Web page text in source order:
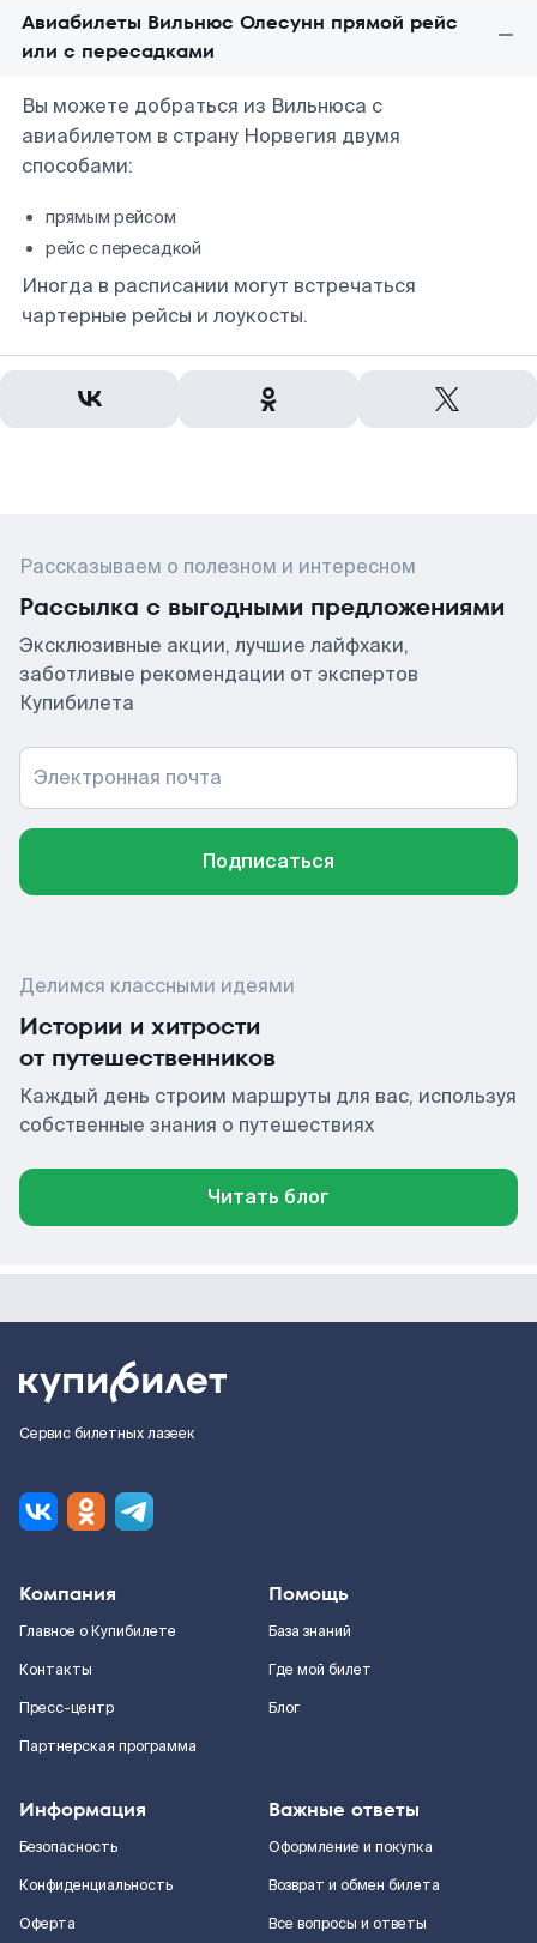
Авиабилеты Вильнюс Олесунн прямой рейс
или с пересадками
Вы можете добраться из Вильнюса с
авиабилетом в страну Норвегия двумя
способами:
прямым рейсом
рейс с пересадкой
Иногда в расписании могут встречаться
чартерные рейсы и лоукосты.
Рассказываем о полезном и интересном
Рассылка с выгодными предложениями
Эксклюзивные акции, лучшие лайфхаки,
заботливые рекомендации от экспертов
Купибилета
Электронная почта
Подписаться
Делимся классными идеями
Истории и хитрости
от путешественников
Каждый день строим маршруты для вас, используя
собственные знания о путешествиях
Читать блог
Сервис билетных лазеек
Компания
Главное о Купибилете
Контакты
Пресс-центр
Партнерская программа
Помощь
База знаний
Где мой билет
Блог
Информация
Безопасность
Конфиденциальность
Оферта
Важные ответы
Оформление и покупка
Возврат и обмен билета
Все вопросы и ответы